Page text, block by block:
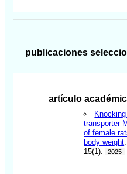
publicaciones
artículo
transporter
of female
body weight
15(1).
2025